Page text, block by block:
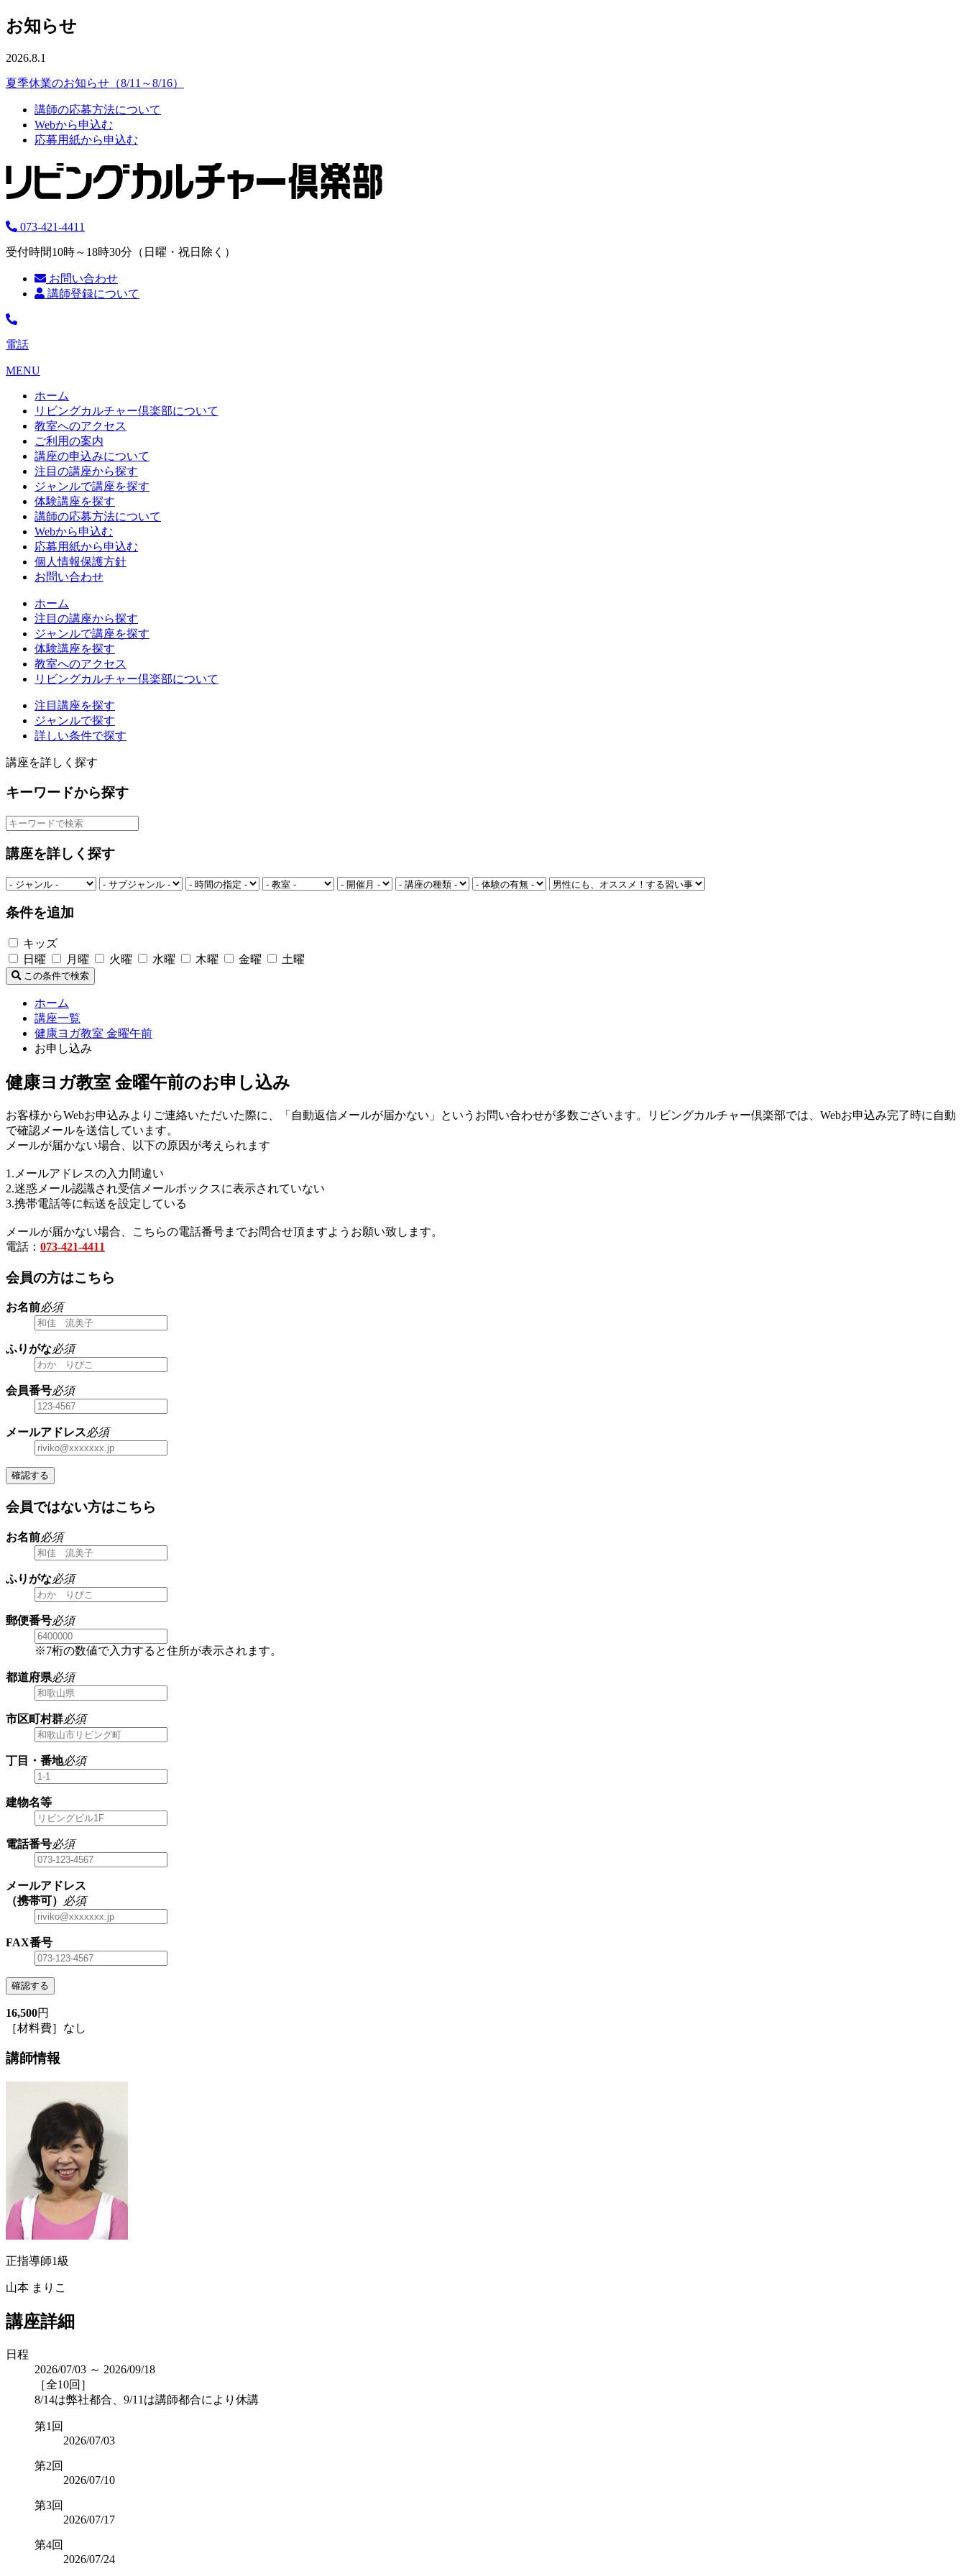
お知らせ
2026.8.1
夏季休業のお知らせ（8/11～8/16）
講師の応募方法について
Webから申込む
応募用紙から申込む
073-421-4411
受付時間10時～18時30分（日曜・祝日除く）
お問い合わせ
講師登録について
電話
MENU
ホーム
リビングカルチャー倶楽部について
教室へのアクセス
ご利用の案内
講座の申込みについて
注目の講座から探す
ジャンルで講座を探す
体験講座を探す
講師の応募方法について
Webから申込む
応募用紙から申込む
個人情報保護方針
お問い合わせ
ホーム
注目の講座から探す
ジャンルで講座を探す
体験講座を探す
教室へのアクセス
リビングカルチャー倶楽部について
注目講座を探す
ジャンルで探す
詳しい条件で探す
講座を詳しく探す
キーワードから探す
講座を詳しく探す
条件を追加
キッズ
日曜
月曜 火曜 水曜 木曜 金曜 土曜
この条件で検索
ホーム
講座一覧
健康ヨガ教室 金曜午前
お申し込み
健康ヨガ教室 金曜午前のお申し込み
お客様からWebお申込みよりご連絡いただいた際に、「自動返信メールが届かない」というお問い合わせが多数ございます。リビングカルチャー倶楽部では、Webお申込み完了時に自動
で確認メールを送信しています。
メールが届かない場合、以下の原因が考えられます
1.メールアドレスの入力間違い
2.迷惑メール認識され受信メールボックスに表示されていない
3.携帯電話等に転送を設定している
メールが届かない場合、こちらの電話番号までお問合せ頂ますようお願い致します。
電話： 073-421-4411
会員の方はこちら
お名前必須
ふりがな必須
会員番号必須
メールアドレス必須
確認する
会員ではない方はこちら
お名前必須
ふりがな必須
郵便番号必須
※7桁の数値で入力すると住所が表示されます。
都道府県必須
市区町村群必須
丁目・番地必須
建物名等
電話番号必須
メールアドレス
（携帯可）
必須
FAX番号
確認する
16,500円
［材料費］なし
講師情報
正指導師1級
山本 まりこ
講座詳細
日程
2026/07/03 ～ 2026/09/18
［全10回］
8/14は弊社都合、9/11は講師都合により休講
第1回
2026/07/03
第2回
2026/07/10
第3回
2026/07/17
第4回
2026/07/24